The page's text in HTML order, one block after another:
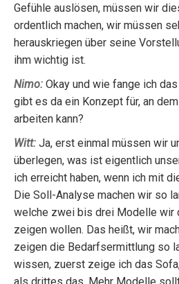
Gefühle auslösen, müssen wir
ordentlich machen, wir müssen
herauskriegen über seine
ihm wichtig ist.
Nimo: Okay und wie fange ich
gibt es da ein Konzept für, an
arbeiten kann?
Witt: Ja, erst einmal müssen wir
überlegen, was ist eigentlich
ich erreicht haben, wenn ich mit
Die Soll-Analyse machen wir so
welche zwei bis drei Modelle wir
zeigen wollen. Das heißt, wir
zeigen die Bedarfsermittlung so
wissen, zuerst zeige ich das